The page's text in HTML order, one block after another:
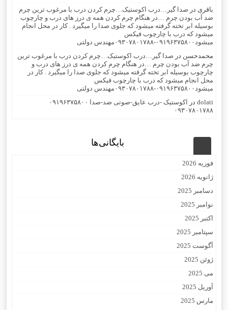
باقری در صدا گیر…درب اکوستیک…چرم کردن درب با مرغوب ترین چرم
ضد آب بودن چرم …در هنگام چرم کردن همه ی درز های درب و چارچوب
بوسیله ابر تخته گرفته میشود که جلوی صدا را میگیرد . کار در محل انجام
میشود که درب با چارچوب فیکس
میشود۰۹۱۹۶۳۷۵۸۰۰-۰۹۳۰۷۸۰۱۷۸۸مهندس دولتی
محمدحسن در صدا گیر…درب اکوستیک…چرم کردن درب با مرغوب ترین
چرم ضد آب بودن چرم …در هنگام چرم کردن همه ی درز های درب و
چارچوب بوسیله ابر تخته گرفته میشود که جلوی صدا را میگیرد . کار در
محل انجام میشود که درب با چارچوب فیکس
میشود۰۹۱۹۶۳۷۵۸۰۰-۰۹۳۰۷۸۰۱۷۸۸مهندس دولتی
dolati در
اکوستیک -درب عایق-صوتی ضد-صدا ۰۹۱۹۶۳۷۵۸۰۰
۰۹۳۰۷۸۰۱۷۸۸
بایگانی‌ها
فوریه 2026
ژانویه 2026
دسامبر 2025
نوامبر 2025
اکتبر 2025
سپتامبر 2025
آگوست 2025
ژوئن 2025
می 2025
آوریل 2025
مارس 2025